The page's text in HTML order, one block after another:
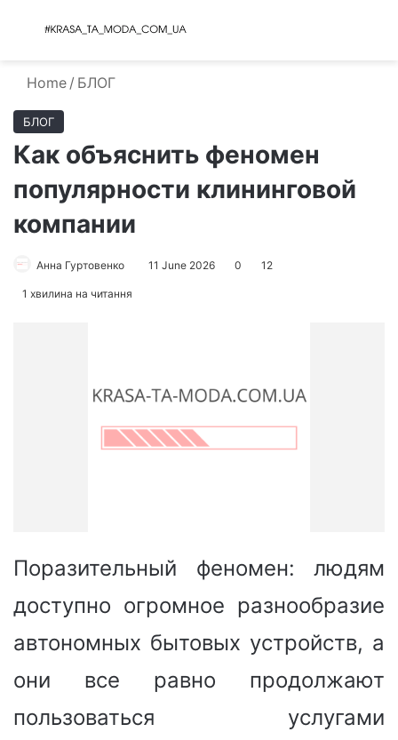
Menu
Home / БЛОГ
БЛОГ
Как объяснить феномен
популярности клининговой
компании
Анна Гуртовенко 11 June 2026 0 12
1 хвилина на читання
Поразительный феномен: людям
доступно огромное разнообразие
автономных бытовых устройств, а
они все равно продолжают
пользоваться услугами